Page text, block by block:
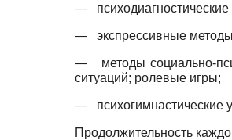
—
— экспрессивные
— методы социально-
ситуаций; ролевые игры;
—
Продолжительность